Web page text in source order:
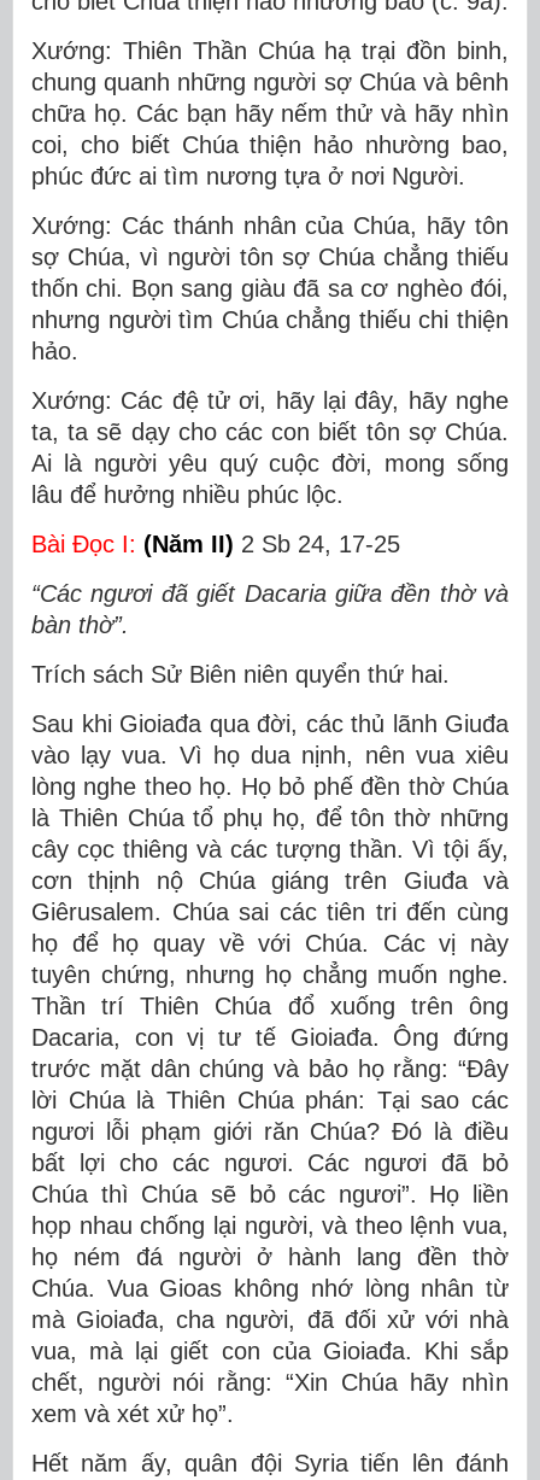
Xướng: Thiên Thần Chúa hạ trại đồn binh,
chung quanh những người sợ Chúa và bênh
chữa họ. Các bạn hãy nếm thử và hãy nhìn
coi, cho biết Chúa thiện hảo nhường bao,
phúc đức ai tìm nương tựa ở nơi Người.
Xướng: Các thánh nhân của Chúa, hãy tôn
sợ Chúa, vì người tôn sợ Chúa chẳng thiếu
thốn chi. Bọn sang giàu đã sa cơ nghèo đói,
nhưng người tìm Chúa chẳng thiếu chi thiện
hảo.
Xướng: Các đệ tử ơi, hãy lại đây, hãy nghe
ta, ta sẽ dạy cho các con biết tôn sợ Chúa.
Ai là người yêu quý cuộc đời, mong sống
lâu để hưởng nhiều phúc lộc.
Bài Ðọc I: (Năm II) 2 Sb 24, 17-25
“Các ngươi đã giết Dacaria giữa đền thờ và
bàn thờ”.
Trích sách Sử Biên niên quyển thứ hai.
Sau khi Gioiađa qua đời, các thủ lãnh Giuđa
vào lạy vua. Vì họ dua nịnh, nên vua xiêu
lòng nghe theo họ. Họ bỏ phế đền thờ Chúa
là Thiên Chúa tổ phụ họ, để tôn thờ những
cây cọc thiêng và các tượng thần. Vì tội ấy,
cơn thịnh nộ Chúa giáng trên Giuđa và
Giêrusalem. Chúa sai các tiên tri đến cùng
họ để họ quay về với Chúa. Các vị này
tuyên chứng, nhưng họ chẳng muốn nghe.
Thần trí Thiên Chúa đổ xuống trên ông
Dacaria, con vị tư tế Gioiađa. Ông đứng
trước mặt dân chúng và bảo họ rằng: “Ðây
lời Chúa là Thiên Chúa phán: Tại sao các
ngươi lỗi phạm giới răn Chúa? Ðó là điều
bất lợi cho các ngươi. Các ngươi đã bỏ
Chúa thì Chúa sẽ bỏ các ngươi”. Họ liền
họp nhau chống lại người, và theo lệnh vua,
họ ném đá người ở hành lang đền thờ
Chúa. Vua Gioas không nhớ lòng nhân từ
mà Gioiađa, cha người, đã đối xử với nhà
vua, mà lại giết con của Gioiađa. Khi sắp
chết, người nói rằng: “Xin Chúa hãy nhìn
xem và xét xử họ”.
Hết năm ấy, quân đội Syria tiến lên đánh